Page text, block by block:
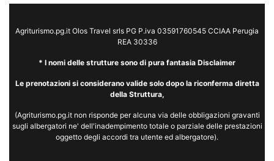
Agriturismo.pg.it Olos Travel srls PG P.iva 03591760545 CCIAA Perugia
REA 30336
* I nomi delle strutture sono di pura fantasia Disclaimer
Le prenotazioni si considerano valide solo dopo la riconferma diretta
della Struttura,
(Agriturismo.pg.it non risponde per alcuna via delle obbligazioni gravanti
sugli albergatori ne' dell'inadempimento totale o parziale delle prestazioni
oggetto degli accordi tra utente ed albergatore).